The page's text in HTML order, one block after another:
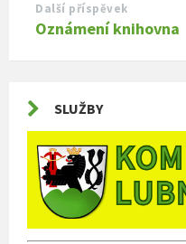
Další příspěvek
Oznámení knihovna
SLUŽBY